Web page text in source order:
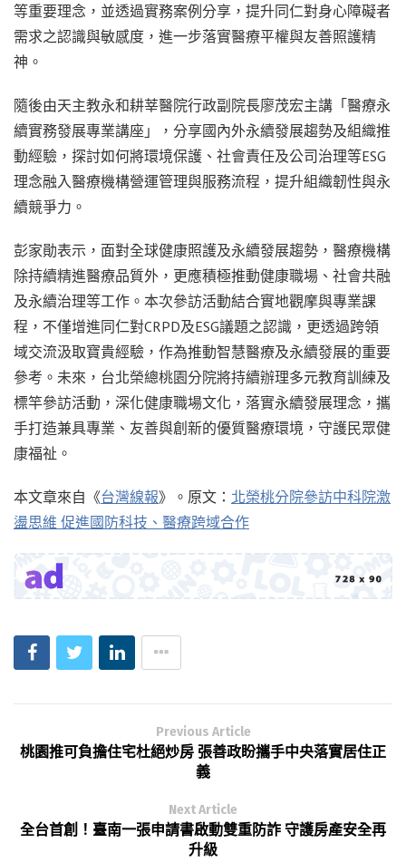
等重要理念，並透過實務案例分享，提升同仁對身心障礙者
需求之認識與敏感度，進一步落實醫療平權與友善照護精
神。
隨後由天主教永和耕莘醫院行政副院長廖茂宏主講「醫療永
續實務發展專業講座」，分享國內外永續發展趨勢及組織推
動經驗，探討如何將環境保護、社會責任及公司治理等ESG
理念融入醫療機構營運管理與服務流程，提升組織韌性與永
續競爭力。
彭家勛表示，面對全球健康照護及永續發展趨勢，醫療機構
除持續精進醫療品質外，更應積極推動健康職場、社會共融
及永續治理等工作。本次參訪活動結合實地觀摩與專業課
程，不僅增進同仁對CRPD及ESG議題之認識，更透過跨領
域交流汲取寶貴經驗，作為推動智慧醫療及永續發展的重要
參考。未來，台北榮總桃園分院將持續辦理多元教育訓練及
標竿參訪活動，深化健康職場文化，落實永續發展理念，攜
手打造兼具專業、友善與創新的優質醫療環境，守護民眾健
康福祉。
本文章來自《台灣線報》。原文： 北榮桃分院參訪中科院激
盪思維 促進國防科技、醫療跨域合作
Previous Article
桃園推可負擔住宅杜絕炒房 張善政盼攜手中央落實居住正
義
Next Article
全台首創！臺南一張申請書啟動雙重防詐 守護房產安全再
升級